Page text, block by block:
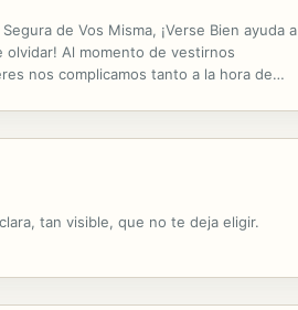
de Vos Misma, ¡Verse Bien ayuda a
olvidar! Al momento de vestirnos
nos complicamos tanto a la hora de
tan visible, que no te deja eligir.